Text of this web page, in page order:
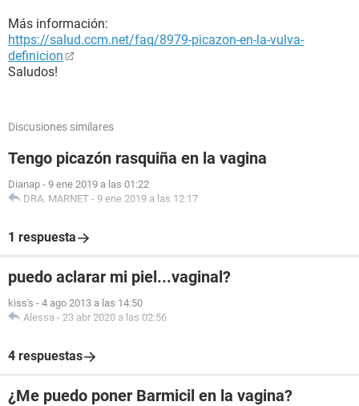
Más información:
https://salud.ccm.net/faq/8979-picazon-en-la-vulva-
definicion
Saludos!
Discusiones similares
Tengo picazón rasquiña en la vagina
Dianap - 9 ene 2019 a las 01:22
DRA. MARNET - 9 ene 2019 a las 12:17
1 respuesta
puedo aclarar mi piel...vaginal?
kiss's - 4 ago 2013 a las 14:50
Alessa - 23 abr 2020 a las 02:56
4 respuestas
¿Me puedo poner Barmicil en la vagina?